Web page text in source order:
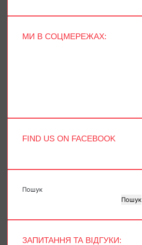
МИ В СОЦМЕРЕЖАХ:
FIND US ON FACEBOOK
Пошук
Пошук
ЗАПИТАННЯ ТА ВІДГУКИ: